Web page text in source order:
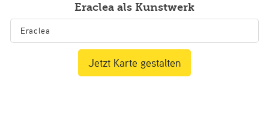
Eraclea als Kunstwerk
Jetzt Karte gestalten